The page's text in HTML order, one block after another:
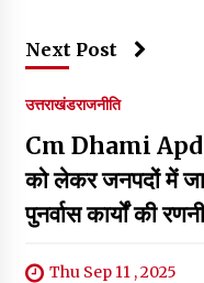
Next Post
उत्तराखंडराजनीति
Cm Dhami
को लेकर जनपदों में
पुनर्वास कार्यों की
Thu Sep 11 , 2025